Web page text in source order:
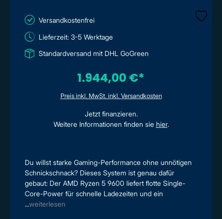
Du willst starke Gaming-Performance ohne unnötigen
Schnickschnack? Dieses System ist genau dafür
gebaut: Der AMD Ryzen 5 9600 liefert flotte Single-
Core-Power für schnelle Ladezeiten und ein
...weiterlesen
Versandkostenfrei
Lieferzeit: 3-5 Werktage
Standardversand mit DHL GoGreen
1.944,00 €*
Preis inkl. MwSt. inkl. Versandkosten
Jetzt finanzieren.
Weitere Informationen finden sie hier.